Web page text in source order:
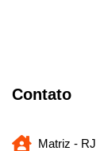
Contato
Matriz - RJ